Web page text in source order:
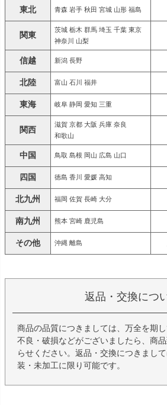
東北 青森 岩手 秋田 宮城 山形 福島
関東
茨城 栃木 群馬 埼玉 千葉 東京
神奈川 山梨
信越 新潟 長野
北陸 富山 石川 福井
東海 岐阜 静岡 愛知 三重
関西
滋賀 京都 大阪 兵庫 奈良
和歌山
中国 鳥取 島根 岡山 広島 山口
四国 徳島 香川 愛媛 高知
北九州 福岡 佐賀 長崎 大分
南九州 熊本 宮崎 鹿児島
その他 沖縄 離島
返品・交換につ
商品の品質につきましては、万全を期
不良・破損などがございましたら、商
らせください。返品・交換につきまし
装・未加工に限り可能です。